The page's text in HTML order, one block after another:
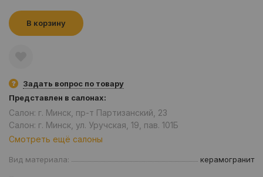
В корзину
Задать вопрос по товару
Представлен в салонах:
Салон: г. Минск, пр-т Партизанский, 23
Салон: г. Минск, ул. Уручская, 19, пав. 101Б
Смотреть ещё салоны
Вид материала: керамогранит